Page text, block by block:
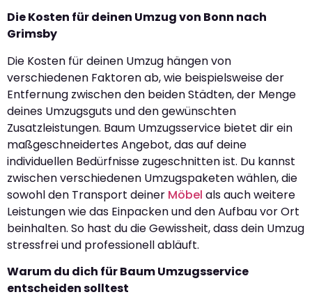
Die Kosten für deinen Umzug von Bonn nach
Grimsby
Die Kosten für deinen Umzug hängen von
verschiedenen Faktoren ab, wie beispielsweise der
Entfernung zwischen den beiden Städten, der Menge
deines Umzugsguts und den gewünschten
Zusatzleistungen. Baum Umzugsservice bietet dir ein
maßgeschneidertes Angebot, das auf deine
individuellen Bedürfnisse zugeschnitten ist. Du kannst
zwischen verschiedenen Umzugspaketen wählen, die
sowohl den Transport deiner Möbel als auch weitere
Leistungen wie das Einpacken und den Aufbau vor Ort
beinhalten. So hast du die Gewissheit, dass dein Umzug
stressfrei und professionell abläuft.
Warum du dich für Baum Umzugsservice
entscheiden solltest